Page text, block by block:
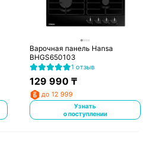
Варочная панель Hansa
BHGS650103
1 отзыв
129 990 ₸
до 12 999
Узнать
о поступлении